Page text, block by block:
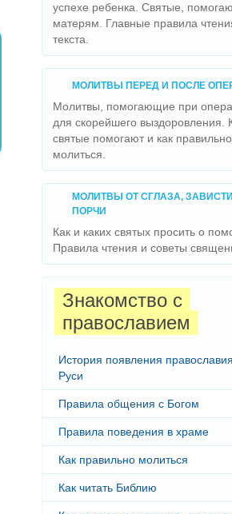
успехе ребенка. Святые,
матерям. Главные правила
текста.
МОЛИТВЫ ПЕРЕД И ПОСЛЕ
Молитвы, помогающие при
для скорейшего выздоровления.
святые помогают и как правильно
молиться.
МОЛИТВЫ ОТ СГЛАЗА,
ПОРЧИ
Как и каких святых просить о
Правила чтения и советы
Знакомство с
православием
История появления
Руси
Правила общения с Богом
Правила поведения в храме
Как правильно молиться
Как читать Библию